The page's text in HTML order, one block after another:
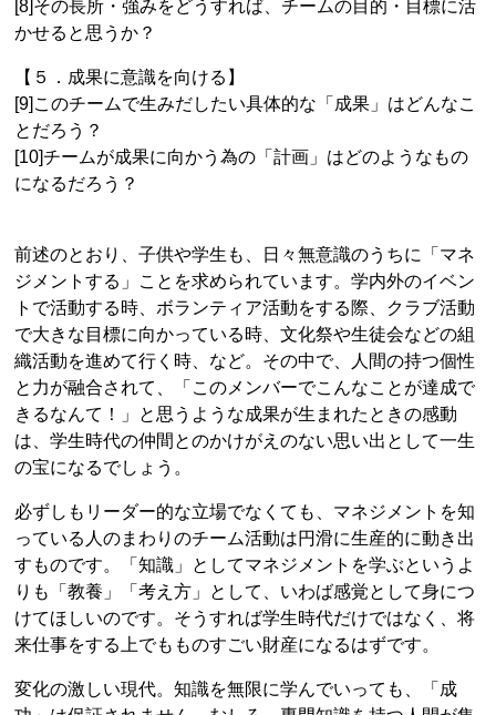
[8]その長所・強みをどうすれば、チームの目的・目標に活
かせると思うか？
【５．成果に意識を向ける】
[9]このチームで生みだしたい具体的な「成果」はどんなこ
とだろう？
[10]チームが成果に向かう為の「計画」はどのようなもの
になるだろう？
前述のとおり、子供や学生も、日々無意識のうちに「マネ
ジメントする」ことを求められています。学内外のイベン
トで活動する時、ボランティア活動をする際、クラブ活動
で大きな目標に向かっている時、文化祭や生徒会などの組
織活動を進めて行く時、など。その中で、人間の持つ個性
と力が融合されて、「このメンバーでこんなことが達成で
きるなんて！」と思うような成果が生まれたときの感動
は、学生時代の仲間とのかけがえのない思い出として一生
の宝になるでしょう。
必ずしもリーダー的な立場でなくても、マネジメントを知
っている人のまわりのチーム活動は円滑に生産的に動き出
すものです。「知識」としてマネジメントを学ぶというよ
りも「教養」「考え方」として、いわば感覚として身につ
けてほしいのです。そうすれば学生時代だけではなく、将
来仕事をする上でもものすごい財産になるはずです。
変化の激しい現代。知識を無限に学んでいっても、「成